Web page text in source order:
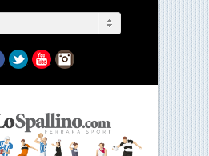
Facebook
TwitterYouTubeInstagram